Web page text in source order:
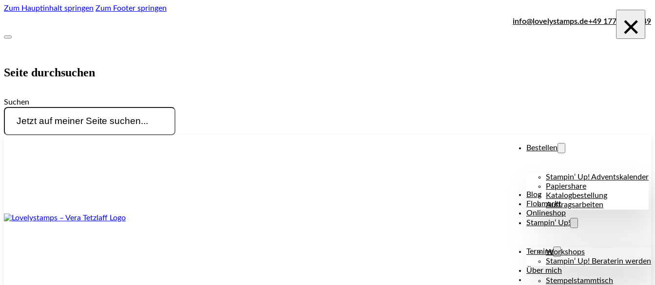
Zum Hauptinhalt springen Zum Footer springen
info@lovelystamps.de+49 177 242 1849
Seite durchsuchen
Suchen
×
Bestellen
Stampin‘ Up! Adventskalender
Papiershare
Katalogbestellung
Auftragsarbeiten
Blog
Flohmarkt
Onlineshop
Stampin‘ Up!
Workshops
Stampin‘ Up! Beraterin werden
Termine
Stempelstammtisch
Über mich
Kontakt